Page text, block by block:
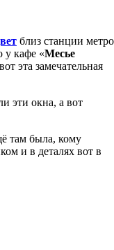
близ станции метро
у кафе «Месье
эта замечательная
эти окна, а вот
там была, кому
и в деталях вот в